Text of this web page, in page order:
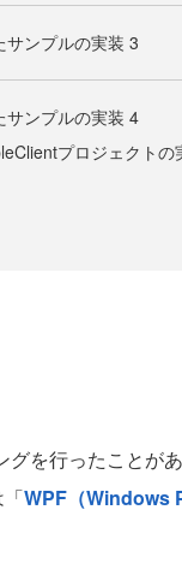
サンプルの実装 3
サンプルの実装 4
プロジェクトの
を行ったことが
WPF（Windows